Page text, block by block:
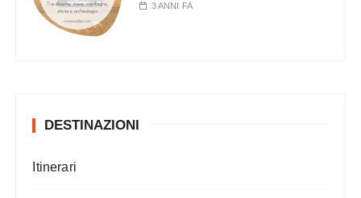
3 ANNI FA
DESTINAZIONI
Itinerari